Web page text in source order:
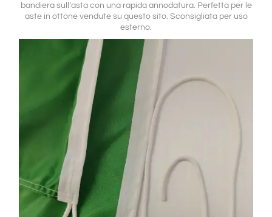
bandiera sull’asta con una rapida annodatura. Perfetta per le
aste in ottone vendute su questo sito. Sconsigliata per uso
esterno.